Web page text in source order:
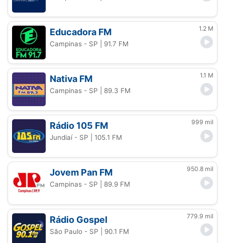
Educadora FM 1.2 M
Campinas - SP | 91.7 FM
Nativa FM 1.1 M
Campinas - SP | 89.3 FM
Rádio 105 FM 999 mil
Jundiaí - SP | 105.1 FM
Jovem Pan FM 950.8 mil
Campinas - SP | 89.9 FM
Rádio Gospel 779.9 mil
São Paulo - SP | 90.1 FM